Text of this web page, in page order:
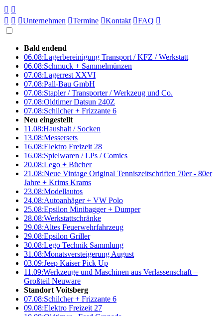
 
  Unternehmen Termine Kontakt FAQ 
Bald endend
06.08:Lagerbereinigung Transport / KFZ / Werkstatt
06.08:Schmuck + Sammelmünzen
07.08:Lagerrest XXVI
07.08:Pall-Bau GmbH
07.08:Stapler / Transporter / Werkzeug und Co.
07.08:Oldtimer Datsun 240Z
07.08:Schilcher + Frizzante 6
Neu eingestellt
11.08:Haushalt / Socken
13.08:Messersets
16.08:Elektro Freizeit 28
16.08:Spielwaren / LPs / Comics
20.08:Lego + Bücher
21.08:Neue Vintage Original Tenniszeitschriften 70er - 80er
Jahre + Krims Krams
23.08:Modellautos
24.08:Autoanhäger + VW Polo
25.08:Epsilon Minibagger + Dumper
28.08:Werkstattschränke
29.08:Altes Feuerwehrfahrzeug
29.08:Epsilon Griller
30.08:Lego Technik Sammlung
31.08:Monatsversteigerung August
03.09:Jeep Kaiser Pick Up
11.09:Werkzeuge und Maschinen aus Verlassenschaft –
Großteil Neuware
Standort Voitsberg
07.08:Schilcher + Frizzante 6
09.08:Elektro Freizeit 27